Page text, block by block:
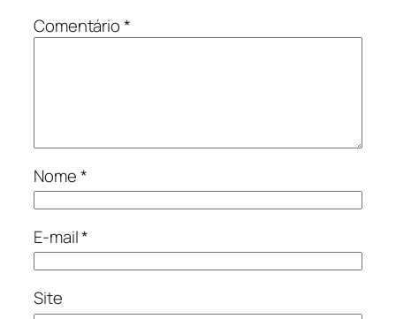
Comentário*
Nome*
E-mail*
Site